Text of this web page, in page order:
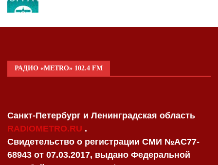
РАДИО «METRO» 102.4 FM
Санкт-Петербург и Ленинградская область
RADIOMETRO.RU .
Свидетельство о регистрации СМИ №AC77-
68943 от 07.03.2017, выдано Федеральной